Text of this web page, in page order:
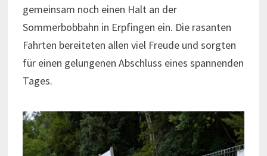
gemeinsam noch einen Halt an der
Sommerbobbahn in Erpfingen ein. Die rasanten
Fahrten bereiteten allen viel Freude und sorgten
für einen gelungenen Abschluss eines spannenden
Tages.